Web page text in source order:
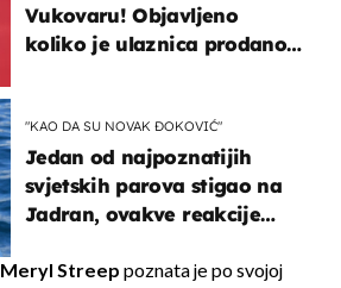
Vukovaru! Objavljeno
koliko je ulaznica prodano
"KAO DA SU NOVAK ĐOKOVIĆ"
Jedan od najpoznatijih
svjetskih parova stigao na
Jadran, ovakve reakcije
Meryl Streep poznata je po svojoj